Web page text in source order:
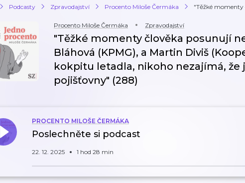
Podcasty Zpravodajství Procento Miloše Čermáka "Těžké momenty
Procento Miloše Čermáka Zpravodajství
"Těžké momenty člověka posunují
Bláhová (KPMG), a Martin Diviš
kokpitu letadla, nikoho nezajímá, že
pojišťovny" (288)
PROCENTO MILOŠE ČERMÁKA
Poslechněte si podcast
22. 12. 2025 1 hod 28 min